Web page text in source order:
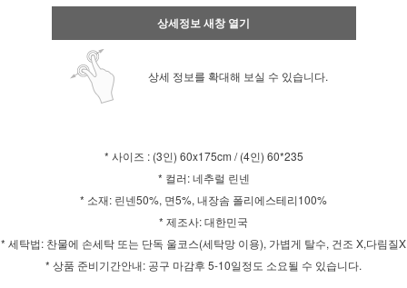
상세정보 새창 열기
상세 정보를 확대해 보실 수 있습니다.
* 사이즈 : (3인) 60x175cm / (4인) 60*235
* 컬러: 네추럴 린넨
* 소재: 린넨50%, 면5%, 내장솜 폴리에스테리100%
* 제조사: 대한민국
* 세탁법: 찬물에 손세탁 또는 단독 울코스(세탁망 이용), 가볍게 탈수, 건조 X,다림질X
* 상품 준비기간안내: 공구 마감후 5-10일정도 소요될 수 있습니다.